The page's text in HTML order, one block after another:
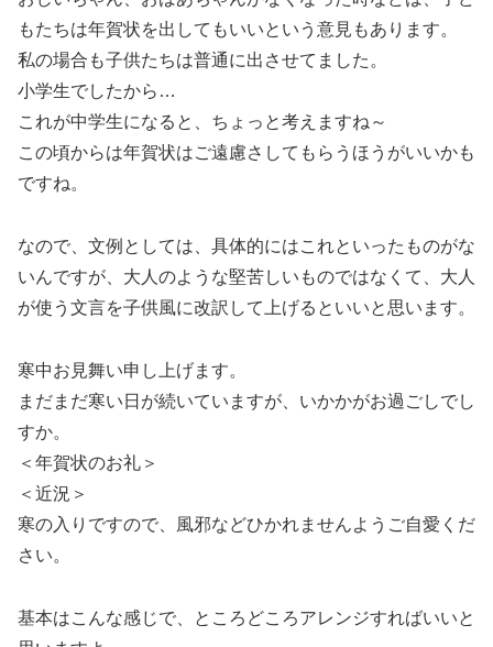
もたちは年賀状を出してもいいという意見もあります。
私の場合も子供たちは普通に出させてました。
小学生でしたから…
これが中学生になると、ちょっと考えますね～
この頃からは年賀状はご遠慮さしてもらうほうがいいかも
ですね。
なので、文例としては、具体的にはこれといったものがな
いんですが、大人のような堅苦しいものではなくて、大人
が使う文言を子供風に改訳して上げるといいと思います。
寒中お見舞い申し上げます。
まだまだ寒い日が続いていますが、いかかがお過ごしでし
すか。
＜年賀状のお礼＞
＜近況＞
寒の入りですので、風邪などひかれませんようご自愛くだ
さい。
基本はこんな感じで、ところどころアレンジすればいいと